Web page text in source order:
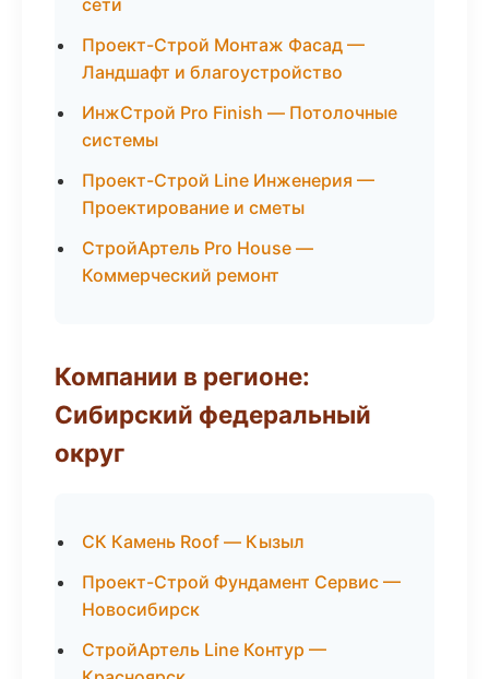
сети
Проект-Строй Монтаж Фасад —
Ландшафт и благоустройство
ИнжСтрой Pro Finish — Потолочные
системы
Проект-Строй Line Инженерия —
Проектирование и сметы
СтройАртель Pro House —
Коммерческий ремонт
Компании в регионе:
Сибирский федеральный
округ
СК Камень Roof — Кызыл
Проект-Строй Фундамент Сервис —
Новосибирск
СтройАртель Line Контур —